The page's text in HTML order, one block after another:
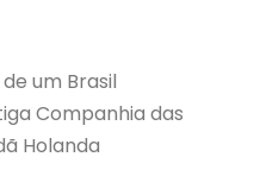
um Brasil
Companhia das
Holanda